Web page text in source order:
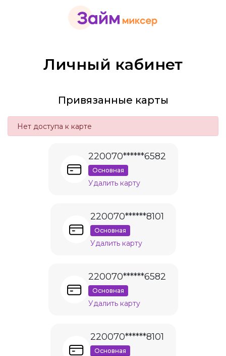
Личный кабинет
Привязанные карты
Нет доступа к карте
220070******6582
Основная
Удалить карту
220070******8101
Основная
Удалить карту
220070******6582
Основная
Удалить карту
220070******8101
Основная